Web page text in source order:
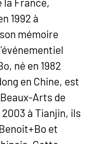
1992 à
mémoire
né en 1982
en Chine, est
Arts de
à Tianjin, ils
et